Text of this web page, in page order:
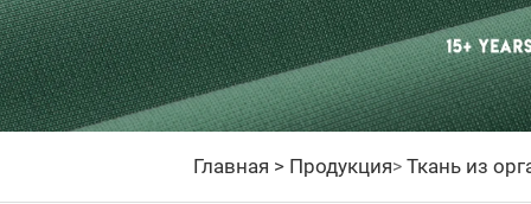
Главная > Продукция> Ткань из